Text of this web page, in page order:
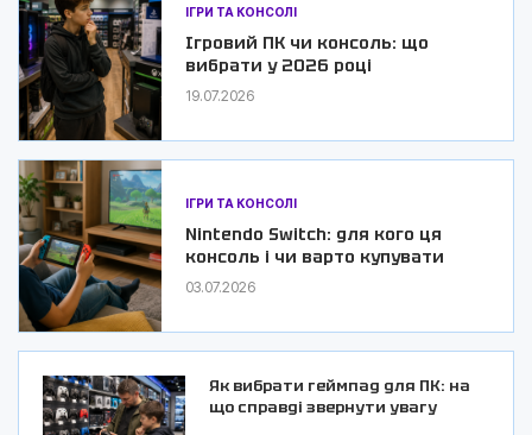
ІГРИ ТА КОНСОЛІ
Ігровий ПК чи консоль: що
вибрати у 2026 році
19.07.2026
ІГРИ ТА КОНСОЛІ
Nintendo Switch: для кого ця
консоль і чи варто купувати
03.07.2026
Як вибрати геймпад для ПК: на
що справді звернути увагу